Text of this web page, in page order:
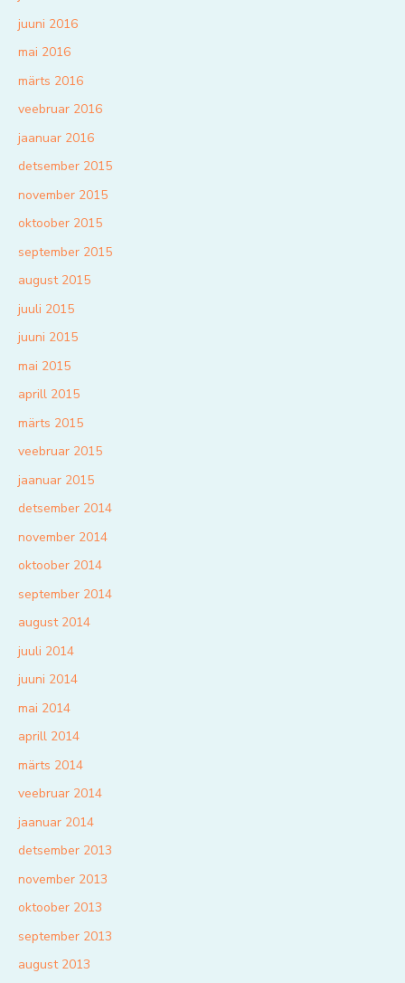
juuni 2016
mai 2016
märts 2016
veebruar 2016
jaanuar 2016
detsember 2015
november 2015
oktoober 2015
september 2015
august 2015
juuli 2015
juuni 2015
mai 2015
aprill 2015
märts 2015
veebruar 2015
jaanuar 2015
detsember 2014
november 2014
oktoober 2014
september 2014
august 2014
juuli 2014
juuni 2014
mai 2014
aprill 2014
märts 2014
veebruar 2014
jaanuar 2014
detsember 2013
november 2013
oktoober 2013
september 2013
august 2013